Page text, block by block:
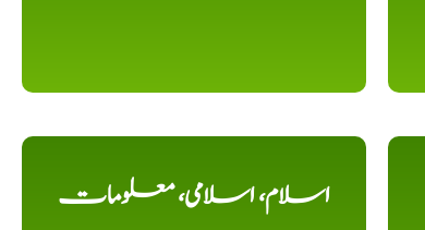
اسلام، اسلامی، معلومات